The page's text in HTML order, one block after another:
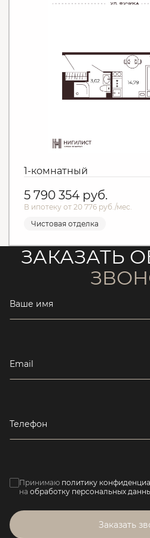
1-комнатный
5 790 354 руб.
В ипотеку от 20 776 руб./мес.
Чистовая отделка
ЗАКАЗАТЬ
Ваше имя
Email
Телефон
Принимаю политику
на обработку персональных
Заказать